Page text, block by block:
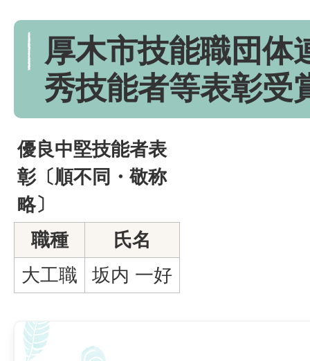
厚木市技能職団体
秀技能者等表彰受
優良中堅技能者表
彰〔順不同・敬称
略〕
職種
氏名
大工職
坂内 一好